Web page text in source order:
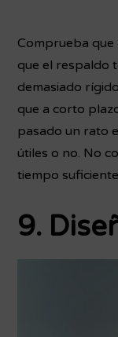
Comprueba que
que el respaldo
demasiado
que a corto
pasado un rato
útiles o no. No
tiempo
9.